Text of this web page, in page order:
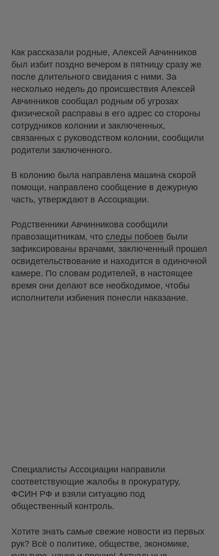
Как рассказали родные, Алексей Авчинников
был избит поздно вечером в пятницу сразу же
после длительного свидания с ними. За
несколько недель до происшествия Алексей
Авчинников сообщал родным об угрозах
физической расправы в его адрес со стороны
сотрудников колонии и заключенных,
связанных с руководством колонии, сообщили
родители заключенного.
В колонию была направлена машина скорой
помощи, направлено сообщение в дежурную
часть, утверждают в Ассоциации.
Родственники Авчинникова сообщили
правозащитникам, что следы побоев были
зафиксированы врачами, заключенный прошел
освидетельствование и находится в одиночной
камере. По словам родителей, в настоящее
время они делают все необходимое, чтобы
исполнители избиения понесли наказание.
Специалисты Ассоциации направили
соответствующие жалобы в прокуратуру,
ФСИН РФ и взяли ситуацию под
общественный контроль.
Хотите знать самые свежие новости из первых
рук? Всё о политике, обществе, экономике,